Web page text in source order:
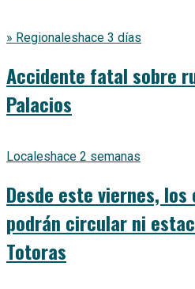
» Regionaleshace 3 días
Accidente fatal sobre
Palacios
Localeshace 2 semanas
Desde este viernes, los
podrán circular ni
Totoras